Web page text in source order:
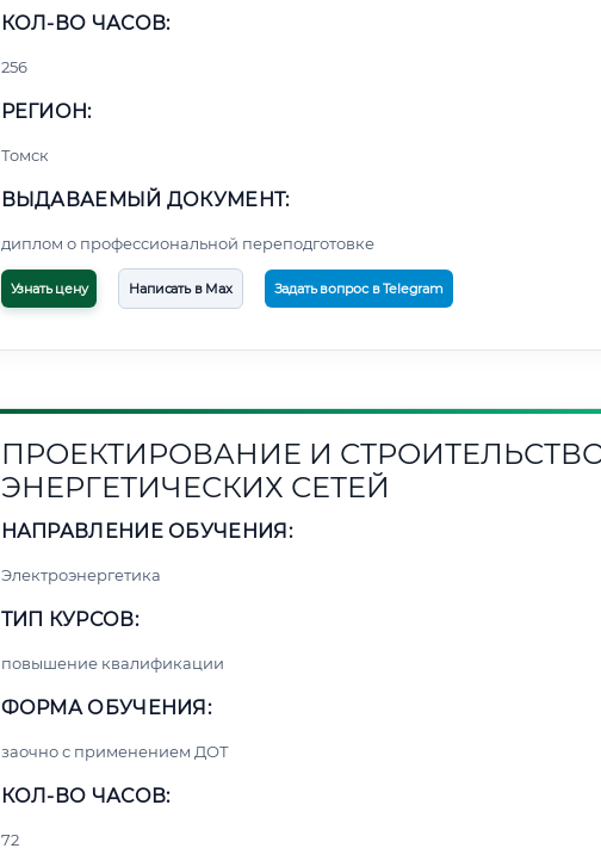
КОЛ-ВО ЧАСОВ:
256
РЕГИОН:
Томск
ВЫДАВАЕМЫЙ ДОКУМЕНТ:
диплом о профессиональной переподготовке
Узнать цену Написать в Max Задать вопрос в Telegram
ПРОЕКТИРОВАНИЕ И
ЭНЕРГЕТИЧЕСКИХ СЕТЕЙ
НАПРАВЛЕНИЕ ОБУЧЕНИЯ:
Электроэнергетика
ТИП КУРСОВ:
повышение квалификации
ФОРМА ОБУЧЕНИЯ:
заочно с применением ДОТ
КОЛ-ВО ЧАСОВ:
72